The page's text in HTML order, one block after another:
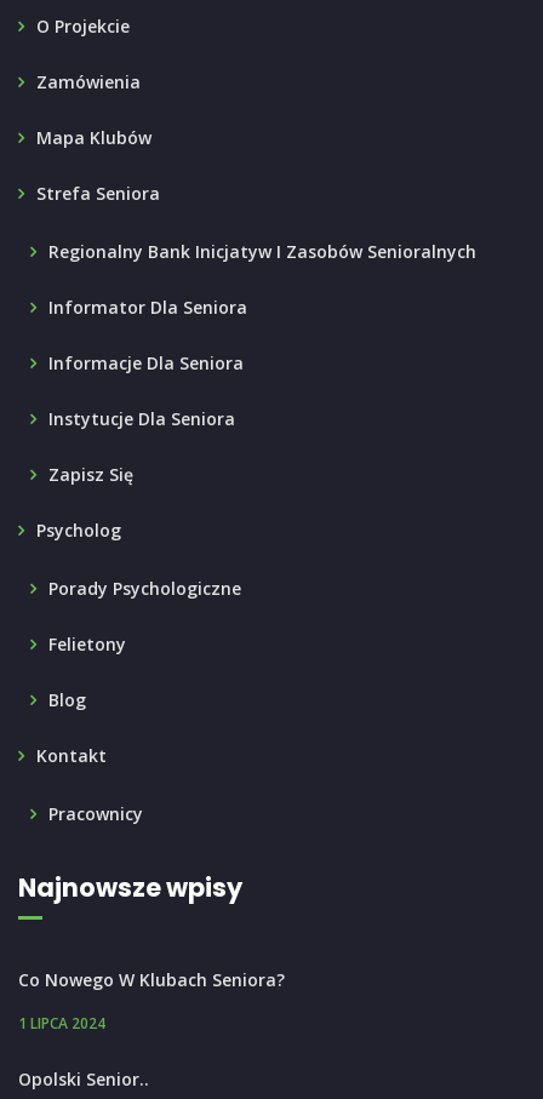
O Projekcie
Zamówienia
Mapa Klubów
Strefa Seniora
Regionalny Bank Inicjatyw I Zasobów Senioralnych
Informator Dla Seniora
Informacje Dla Seniora
Instytucje Dla Seniora
Zapisz Się
Psycholog
Porady Psychologiczne
Felietony
Blog
Kontakt
Pracownicy
Najnowsze wpisy
Co Nowego W Klubach Seniora?
1 LIPCA 2024
Opolski Senior..